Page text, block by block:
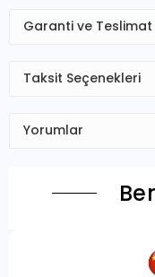
Garanti ve Teslimat
Taksit Seçenekleri
Yorumlar